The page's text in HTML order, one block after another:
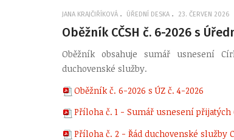
JANA KRAJČIŘÍKOVÁ ÚŘEDNÍ DESKA 23. ČERVEN 2026
Oběžník CČSH č. 6-2026 s
Oběžník obsahuje sumář usnesení
duchovenské služby.
Oběžník č. 6-2026 s ÚZ č. 4-2026
Příloha č. 1 - Sumář usnesení přijatých
Příloha č. 2 - Řád duchovenské služby